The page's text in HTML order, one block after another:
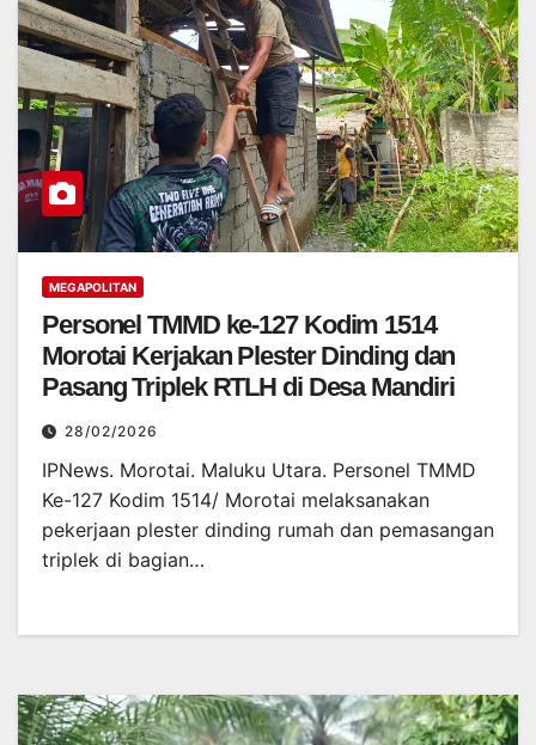
MEGAPOLITAN
Personel TMMD ke-127 Kodim 1514
Morotai Kerjakan Plester Dinding dan
Pasang Triplek RTLH di Desa Mandiri
28/02/2026
IPNews. Morotai. Maluku Utara. Personel TMMD
Ke-127 Kodim 1514/ Morotai melaksanakan
pekerjaan plester dinding rumah dan pemasangan
triplek di bagian…